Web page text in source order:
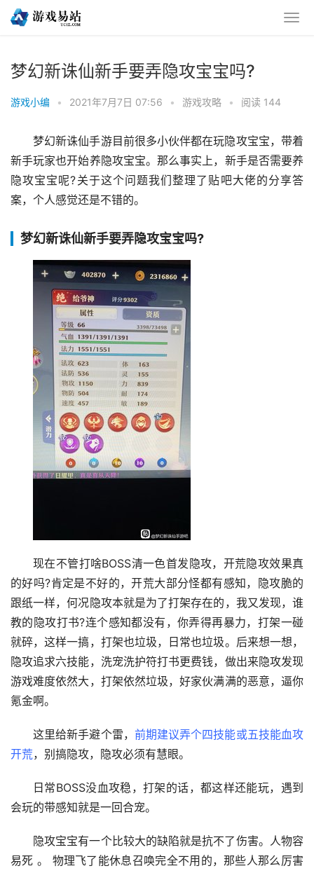
梦幻新诛仙新手要弄隐攻宝宝吗?
游戏小编 • 2021年7月7日 07:56 • 游戏攻略 • 阅读 144
梦幻新诛仙手游目前很多小伙伴都在玩隐攻宝宝，带着
新手玩家也开始养隐攻宝宝。那么事实上，新手是否需要养
隐攻宝宝呢?关于这个问题我们整理了贴吧大佬的分享答
案，个人感觉还是不错的。
梦幻新诛仙新手要弄隐攻宝宝吗?
现在不管打啥BOSS清一色首发隐攻，开荒隐攻效果真
的好吗?肯定是不好的，开荒大部分怪都有感知，隐攻脆的
跟纸一样，何况隐攻本就是为了打架存在的，我又发现，谁
教的隐攻打书?连个感知都没有，你弄得再暴力，打架一碰
就碎，这样一搞，打架也垃圾，日常也垃圾。后来想一想，
隐攻追求六技能，洗宠洗护符打书更费钱，做出来隐攻发现
游戏难度依然大，打架依然垃圾，好家伙满满的恶意，逼你
氪金啊。
这里给新手避个雷， 前期建议弄个四技能或五技能血攻
开荒，别搞隐攻，隐攻必须有慧眼。
日常BOSS没血攻稳，打架的话，都这样还能玩，遇到
会玩的带感知就是一回合宠。
隐攻宝宝有一个比较大的缺陷就是抗不了伤害。人物容
易死 。 物理飞了能休息召唤完全不用的，那些人那么厉害